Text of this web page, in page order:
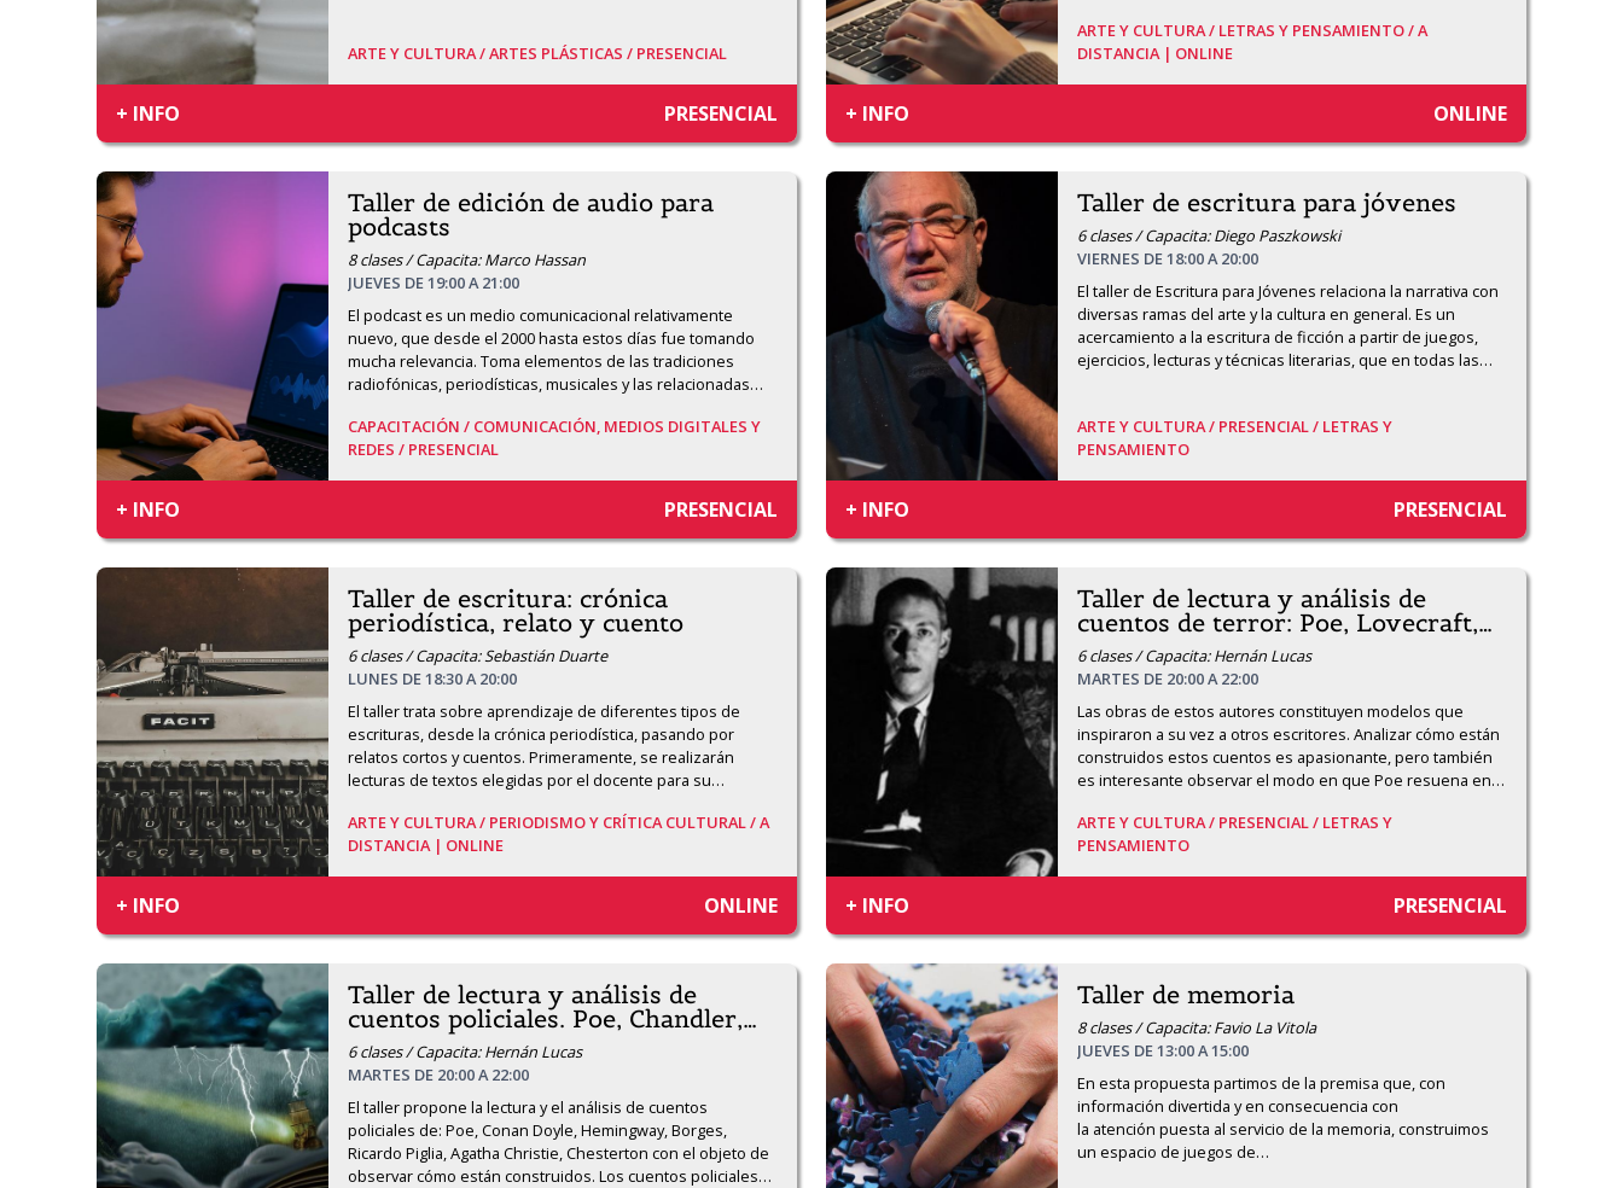
ARTE Y CULTURA /ARTES PLÁSTICAS / PRESENCIAL
+ INFO PRESENCIAL
ARTE Y CULTURA / LETRAS Y PENSAMIENTO /A
DISTANCIA | ONLINE
+ INFO ONLINE
Taller de edición de audio para
podcasts
8 clases / Capacita: Marco Hassan
JUEVES DE 19:00 A 21:00
El podcast es un medio comunicacional relativamente
nuevo, que desde el 2000 hasta estos días fue tomando
mucha relevancia. Toma elementos de las tradiciones
radiofónicas, periodísticas, musicales y las relacionadas…
CAPACITACIÓN / COMUNICACIÓN, MEDIOS DIGITALES Y
REDES / PRESENCIAL
+ INFO PRESENCIAL
Taller de escritura para jóvenes
6 clases / Capacita: Diego Paszkowski
VIERNES DE 18:00 A 20:00
El taller de Escritura para Jóvenes relaciona la narrativa con
diversas ramas del arte y la cultura en general. Es un
acercamiento a la escritura de ficción a partir de juegos,
ejercicios, lecturas y técnicas literarias, que en todas las…
ARTE Y CULTURA / PRESENCIAL / LETRAS Y
PENSAMIENTO
+ INFO PRESENCIAL
Taller de escritura: crónica
periodística, relato y cuento
6 clases / Capacita: Sebastián Duarte
LUNES DE 18:30 A 20:00
El taller trata sobre aprendizaje de diferentes tipos de
escrituras, desde la crónica periodística, pasando por
relatos cortos y cuentos. Primeramente, se realizarán
lecturas de textos elegidas por el docente para su…
ARTE Y CULTURA / PERIODISMO Y CRÍTICA CULTURAL /A
DISTANCIA | ONLINE
+ INFO ONLINE
Taller de lectura y análisis de
cuentos de terror: Poe, Lovecraft,…
6 clases / Capacita: Hernán Lucas
MARTES DE 20:00 A 22:00
Las obras de estos autores constituyen modelos que
inspiraron a su vez a otros escritores. Analizar cómo están
construidos estos cuentos es apasionante, pero también
es interesante observar el modo en que Poe resuena en…
ARTE Y CULTURA / PRESENCIAL / LETRAS Y
PENSAMIENTO
+ INFO PRESENCIAL
Taller de lectura y análisis de
cuentos policiales. Poe, Chandler,…
6 clases / Capacita: Hernán Lucas
MARTES DE 20:00 A 22:00
El taller propone la lectura y el análisis de cuentos
policiales de: Poe, Conan Doyle, Hemingway, Borges,
Ricardo Piglia, Agatha Christie, Chesterton con el objeto de
observar cómo están construidos. Los cuentos policiales…
Taller de memoria
8 clases / Capacita: Favio La Vitola
JUEVES DE 13:00 A 15:00
En esta propuesta partimos de la premisa que, con
información divertida y en consecuencia con
la atención puesta al servicio de la memoria, construimos
un espacio de juegos de…